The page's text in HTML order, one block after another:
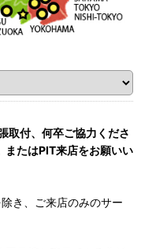
取付、何卒ご協力くださ
またはPIT来店をお願いい
き、ご来店のみのサー